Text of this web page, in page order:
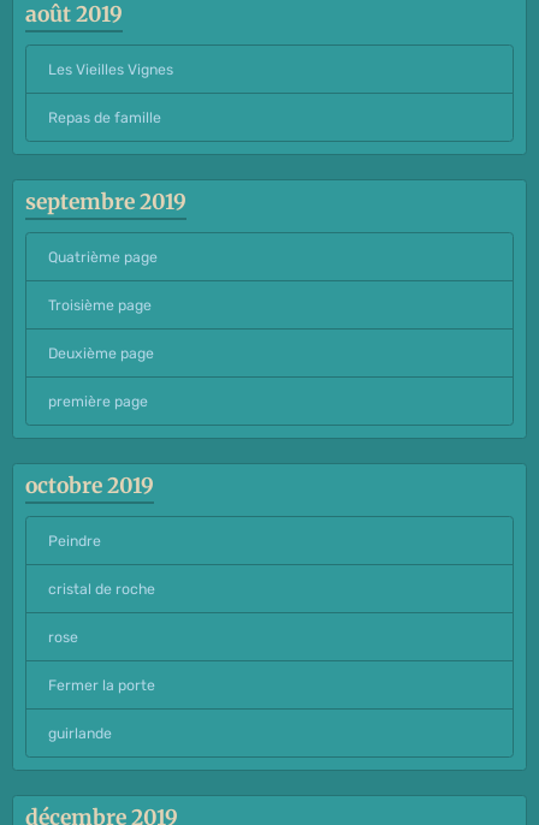
août 2019
Les Vieilles Vignes
Repas de famille
septembre 2019
Quatrième page
Troisième page
Deuxième page
première page
octobre 2019
Peindre
cristal de roche
rose
Fermer la porte
guirlande
décembre 2019